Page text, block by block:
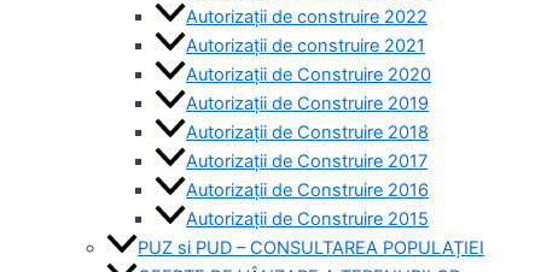
Autorizații de construire 2022
Autorizații de construire 2021
Autorizații de Construire 2020
Autorizații de Construire 2019
Autorizaţii de Construire 2018
Autorizaţii de Construire 2017
Autorizaţii de Construire 2016
Autorizaţii de Construire 2015
PUZ si PUD – CONSULTAREA POPULAȚIEI